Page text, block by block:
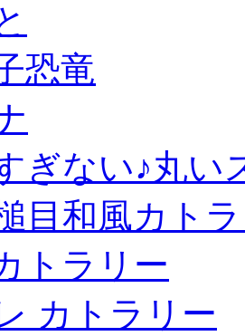
恐竜
ぎない♪丸い
目和風カト
トラリー
カトラリー